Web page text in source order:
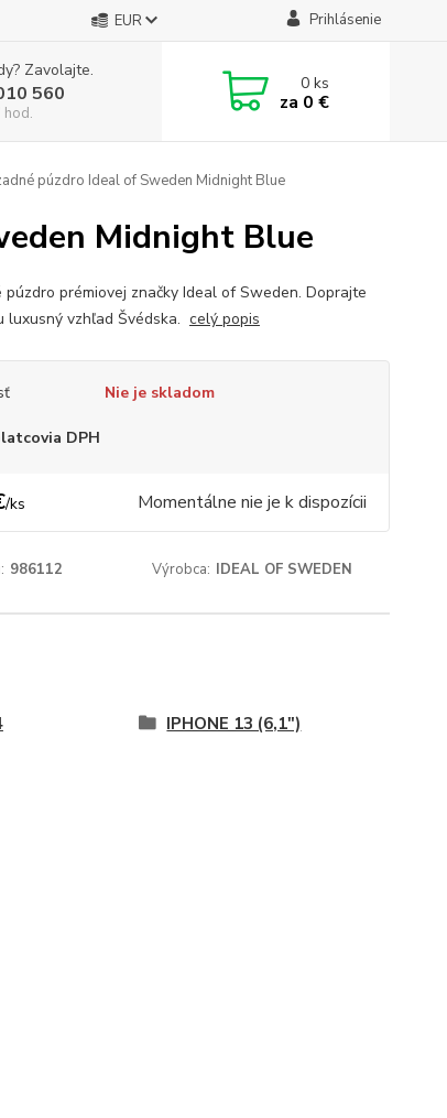
EUR Prihlásenie
Zavolajte.
560 0ks
za 0 €
púzdro Ideal of Sweden Midnight Blue
Midnight Blue
púzdro prémiovej značky Ideal of Sweden. Doprajte
luxusný vzhľad Švédska. celý popis
Nie je skladom
DPH
/ks Momentálne nie je k dispozícii
986112 Výrobca: IDEAL OF SWEDEN
IPHONE 13 (6,1")